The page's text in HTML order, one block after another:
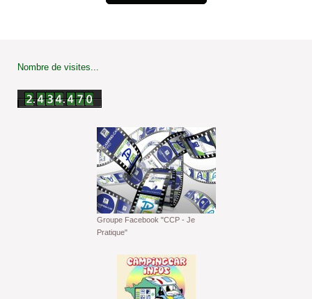
Nombre de visites...
Groupe Facebook "CCP - Je
Pratique"